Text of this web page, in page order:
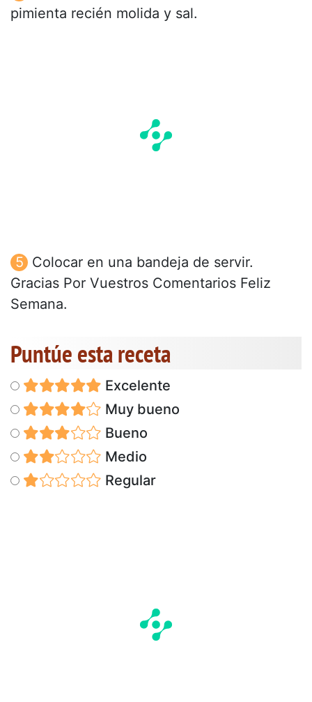
pimienta recién molida y sal.
Colocar en una bandeja de servir.
Gracias Por Vuestros Comentarios Feliz
Semana.
Puntúe esta receta
Excelente
Muy bueno
Bueno
Medio
Regular